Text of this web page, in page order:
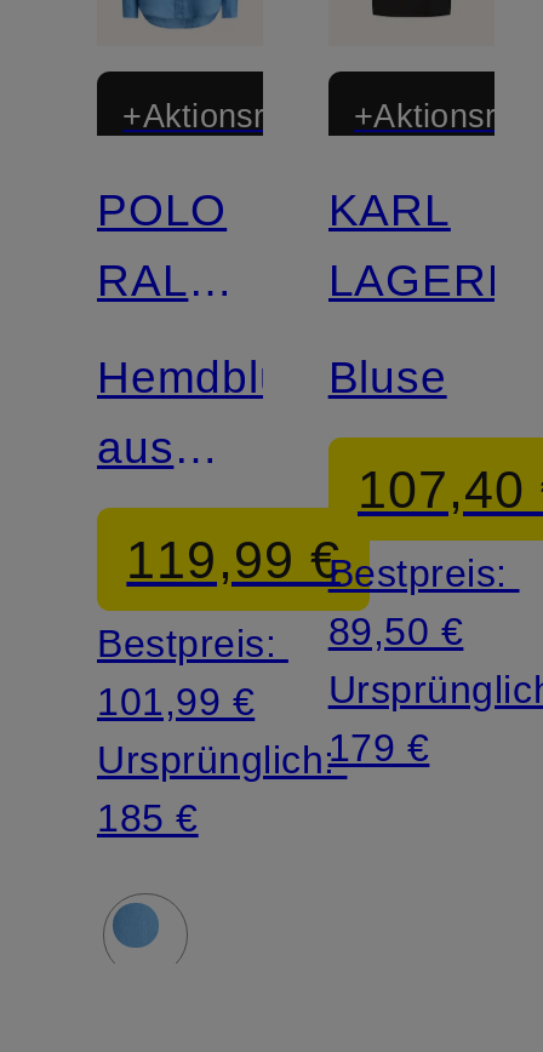
+Aktionsrabatt
POLO
RALPH
LAUREN
Hemdbluse
aus
Leinen
119,99 €
Bestpreis:
101,99 €
Ursprünglich:
185 €
KARL
Bluse
107,40
Bestpreis:
89,50 €
179 €